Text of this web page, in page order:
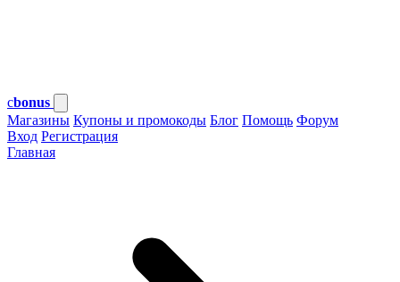
cbonus
Магазины Купоны и промокоды Блог Помощь Форум
Вход Регистрация
Главная